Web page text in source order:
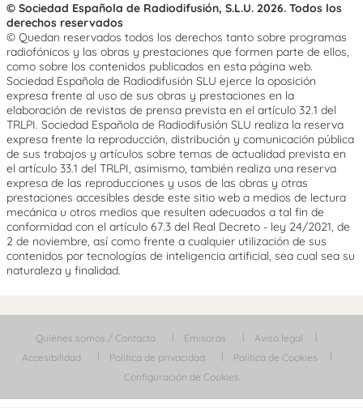
© Sociedad Española de Radiodifusión, S.L.U. 2026. Todos los
derechos reservados
© Quedan reservados todos los derechos tanto sobre programas
radiofónicos y las obras y prestaciones que formen parte de ellos,
como sobre los contenidos publicados en esta página web.
Sociedad Española de Radiodifusión SLU ejerce la oposición
expresa frente al uso de sus obras y prestaciones en la
elaboración de revistas de prensa prevista en el artículo 32.1 del
TRLPI. Sociedad Española de Radiodifusión SLU realiza la reserva
expresa frente la reproducción, distribución y comunicación pública
de sus trabajos y artículos sobre temas de actualidad prevista en
el artículo 33.1 del TRLPI, asimismo, también realiza una reserva
expresa de las reproducciones y usos de las obras y otras
prestaciones accesibles desde este sitio web a medios de lectura
mecánica u otros medios que resulten adecuados a tal fin de
conformidad con el artículo 67.3 del Real Decreto - ley 24/2021, de
2 de noviembre, así como frente a cualquier utilización de sus
contenidos por tecnologías de inteligencia artificial, sea cual sea su
naturaleza y finalidad.
Quiénes somos / Contacta Emisoras
Aviso legal
Accesibilidad
Política de privacidad
Política de Cookies
Configuración de Cookies